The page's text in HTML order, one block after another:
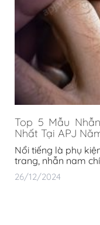
Top 5 Mẫu
Nhất Tại APJ
Nổi tiếng là phụ
trang, nhẫn nam chí
26/12/2024